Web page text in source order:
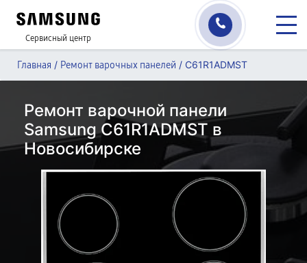
Сервисный центр
Главная / Ремонт варочных панелей / C61R1ADMST
Ремонт варочной панели
Samsung C61R1ADMST в
Новосибирске